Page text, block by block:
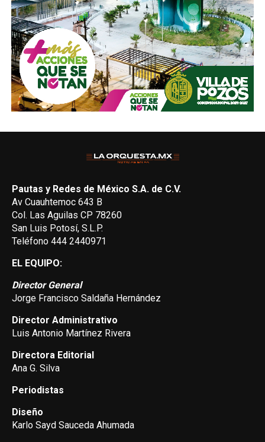
Pautas y Redes de México S.A. de C.V.
Av Cuauhtemoc 643 B
Col. Las Aguilas CP 78260
San Luis Potosí, S.L.P.
Teléfono 444 2440971
EL EQUIPO:
Director General
Jorge Francisco Saldaña Hernández
Director Administrativo
Luis Antonio Martínez Rivera
Directora Editorial
Ana G. Silva
Periodistas
Diseño
Karlo Sayd Sauceda Ahumada